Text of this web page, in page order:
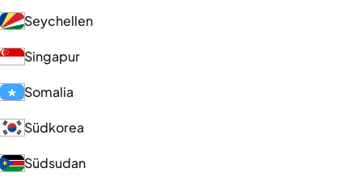
Seychellen
Singapur
Somalia
Südkorea
Südsudan